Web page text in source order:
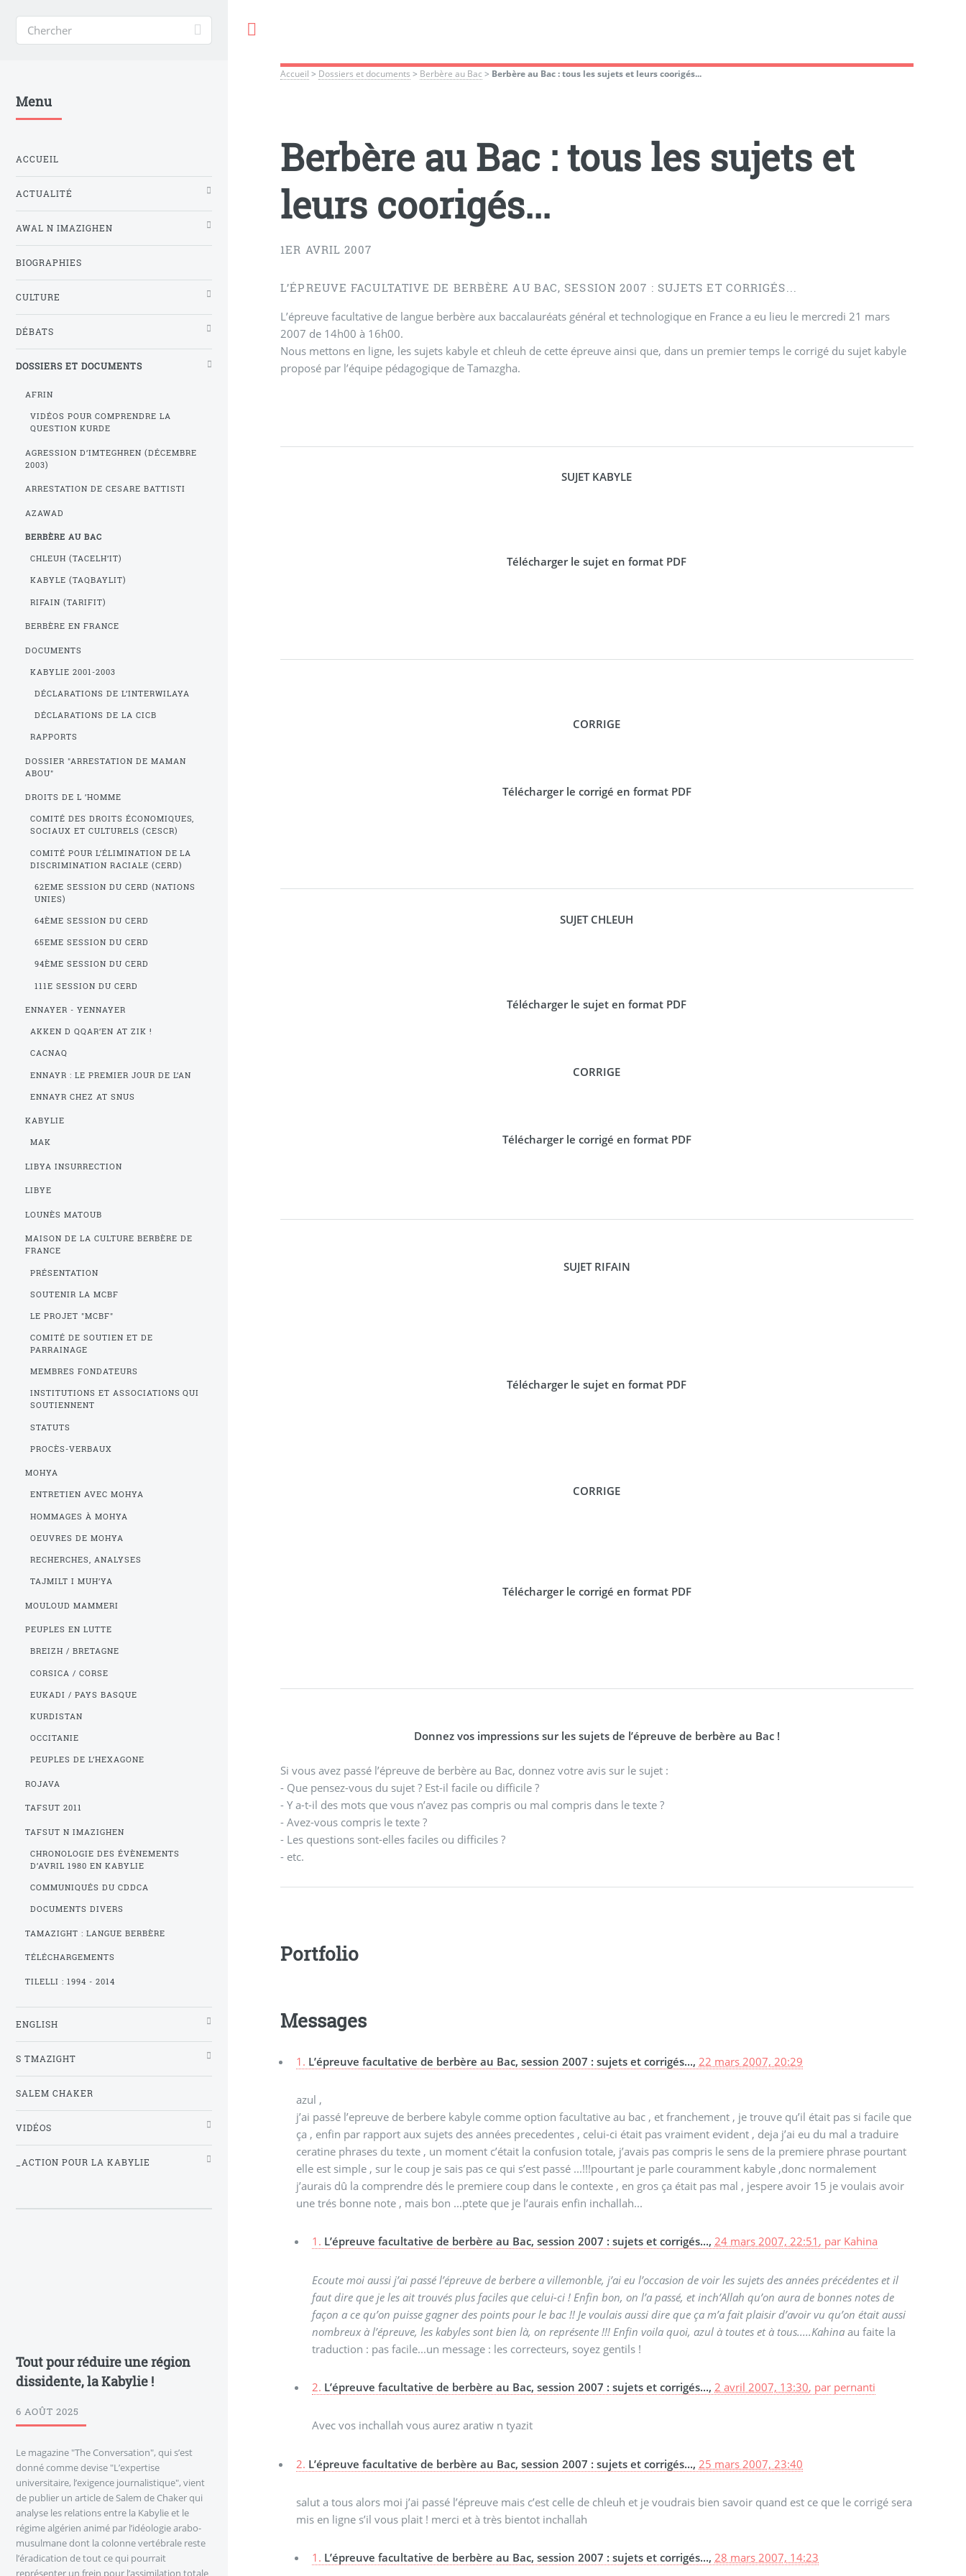
Accueil > Dossiers et documents > Berbère au Bac > Berbère au Bac : tous les sujets et leurs coorigés...
Berbère au Bac : tous les sujets et
leurs coorigés...
1ER AVRIL 2007
L’ÉPREUVE FACULTATIVE DE BERBÈRE AU BAC, SESSION 2007 : SUJETS ET CORRIGÉS...
L’épreuve facultative de langue berbère aux baccalauréats général et technologique en France a eu lieu le mercredi 21 mars
2007 de 14h00 à 16h00.
Nous mettons en ligne, les sujets kabyle et chleuh de cette épreuve ainsi que, dans un premier temps le corrigé du sujet kabyle
proposé par l’équipe pédagogique de Tamazgha.
SUJET KABYLE
Télécharger le sujet en format PDF
CORRIGE
Télécharger le corrigé en format PDF
SUJET CHLEUH
Télécharger le sujet en format PDF
CORRIGE
Télécharger le corrigé en format PDF
SUJET RIFAIN
Télécharger le sujet en format PDF
CORRIGE
Télécharger le corrigé en format PDF
Donnez vos impressions sur les sujets de l’épreuve de berbère au Bac !
Si vous avez passé l’épreuve de berbère au Bac, donnez votre avis sur le sujet :
- Que pensez-vous du sujet ? Est-il facile ou difficile ?
- Y a-t-il des mots que vous n’avez pas compris ou mal compris dans le texte ?
- Avez-vous compris le texte ?
- Les questions sont-elles faciles ou difficiles ?
- etc.
Portfolio
Messages
1. L’épreuve facultative de berbère au Bac, session 2007 : sujets et corrigés..., 22 mars 2007, 20:29
azul ,
j’ai passé l’epreuve de berbere kabyle comme option facultative au bac , et franchement , je trouve qu’il était pas si facile que
ça , enfin par rapport aux sujets des années precedentes , celui-ci était pas vraiment evident , deja j’ai eu du mal a traduire
ceratine phrases du texte , un moment c’était la confusion totale, j’avais pas compris le sens de la premiere phrase pourtant
elle est simple , sur le coup je sais pas ce qui s’est passé ...!!!pourtant je parle couramment kabyle ,donc normalement
j’aurais dû la comprendre dés le premiere coup dans le contexte , en gros ça était pas mal , jespere avoir 15 je voulais avoir
une trés bonne note , mais bon ...ptete que je l’aurais enfin inchallah...
1. L’épreuve facultative de berbère au Bac, session 2007 : sujets et corrigés...,24 mars 2007, 22:51 , par Kahina
Ecoute moi aussi j’ai passé l’épreuve de berbere a villemonble, j’ai eu l’occasion de voir les sujets des années précédentes et il
faut dire que je les ait trouvés plus faciles que celui-ci ! Enfin bon, on l’a passé, et inch’Allah qu’on aura de bonnes notes de
façon a ce qu’on puisse gagner des points pour le bac !! Je voulais aussi dire que ça m’a fait plaisir d’avoir vu qu’on était aussi
nombreux à l’épreuve, les kabyles sont bien là, on représente !!! Enfin voila quoi, azul à toutes et à tous.....Kahina au faite la
traduction : pas facile...un message : les correcteurs, soyez gentils !
2. L’épreuve facultative de berbère au Bac, session 2007 : sujets et corrigés..., 2 avril 2007, 13:30, par pernanti
Avec vos inchallah vous aurez aratiw n tyazit
2. L’épreuve facultative de berbère au Bac, session 2007 : sujets et corrigés..., 25 mars 2007, 23:40
salut a tous alors moi j’ai passé l’épreuve mais c’est celle de chleuh et je voudrais bien savoir quand est ce que le corrigé sera
mis en ligne s’il vous plait ! merci et à très bientot inchallah
1. L’épreuve facultative de berbère au Bac, session 2007 : sujets et corrigés...,28 mars 2007, 14:23
Menu
ACCUEIL
ACTUALITÉ
AWAL N IMAZIGHEN
BIOGRAPHIES
CULTURE
DÉBATS
DOSSIERS ET DOCUMENTS
AFRIN
VIDÉOS POUR COMPRENDRE LA
QUESTION KURDE
AGRESSION D’IMTEGHREN (DÉCEMBRE
2003)
ARRESTATION DE CESARE BATTISTI
AZAWAD
BERBÈRE AU BAC
CHLEUH (TACELH’IT)
KABYLE (TAQBAYLIT)
RIFAIN (TARIFIT)
BERBÈRE EN FRANCE
DOCUMENTS
KABYLIE 2001-2003
DÉCLARATIONS DE L’INTERWILAYA
DÉCLARATIONS DE LA CICB
RAPPORTS
DOSSIER "ARRESTATION DE MAMAN
ABOU"
DROITS DE L ’HOMME
COMITÉ DES DROITS ÉCONOMIQUES,
SOCIAUX ET CULTURELS (CESCR)
COMITÉ POUR L’ÉLIMINATION DE LA
DISCRIMINATION RACIALE (CERD)
62EME SESSION DU CERD (NATIONS
UNIES)
64ÈME SESSION DU CERD
65EME SESSION DU CERD
94ÈME SESSION DU CERD
111E SESSION DU CERD
ENNAYER - YENNAYER
AKKEN D QQAR’EN AT ZIK !
CACNAQ
ENNAYR : LE PREMIER JOUR DE L’AN
ENNAYR CHEZ AT SNUS
KABYLIE
MAK
LIBYA INSURRECTION
LIBYE
LOUNÈS MATOUB
MAISON DE LA CULTURE BERBÈRE DE
FRANCE
PRÉSENTATION
SOUTENIR LA MCBF
LE PROJET "MCBF"
COMITÉ DE SOUTIEN ET DE
PARRAINAGE
MEMBRES FONDATEURS
INSTITUTIONS ET ASSOCIATIONS QUI
SOUTIENNENT
STATUTS
PROCÈS-VERBAUX
MOHYA
ENTRETIEN AVEC MOHYA
HOMMAGES À MOHYA
OEUVRES DE MOHYA
RECHERCHES, ANALYSES
TAJMILT I MUH’YA
MOULOUD MAMMERI
PEUPLES EN LUTTE
BREIZH / BRETAGNE
CORSICA / CORSE
EUKADI / PAYS BASQUE
KURDISTAN
OCCITANIE
PEUPLES DE L’HEXAGONE
ROJAVA
TAFSUT 2011
TAFSUT N IMAZIGHEN
CHRONOLOGIE DES ÉVÈNEMENTS
D’AVRIL 1980 EN KABYLIE
COMMUNIQUÉS DU CDDCA
DOCUMENTS DIVERS
TAMAZIGHT : LANGUE BERBÈRE
TÉLÉCHARGEMENTS
TILELLI : 1994 - 2014
ENGLISH
S TMAZIGHT
SALEM CHAKER
VIDÉOS
_ACTION POUR LA KABYLIE
Tout pour réduire une région
dissidente, la Kabylie !
6 AOÛT 2025
Le magazine "The Conversation", qui s’est
donné comme devise "L’expertise
universitaire, l’exigence journalistique", vient
de publier un article de Salem de Chaker qui
analyse les relations entre la Kabylie et le
régime algérien animé par l’idéologie arabo-
musulmane dont la colonne vertébrale reste
l’éradication de tout ce qui pourrait
représenter un frein pour l’assimilation totale